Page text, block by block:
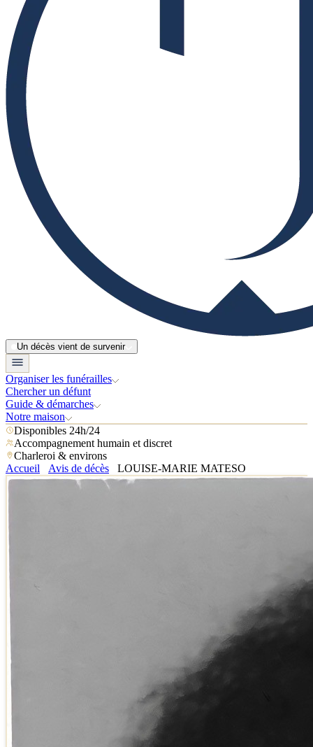
Un décès vient de survenir
Organiser les funérailles
Chercher un défunt
Guide & démarches
Notre maison
Disponibles 24h/24
Accompagnement humain et discret
Charleroi & environs
Accueil
Avis de décès LOUISE-MARIE MATESO